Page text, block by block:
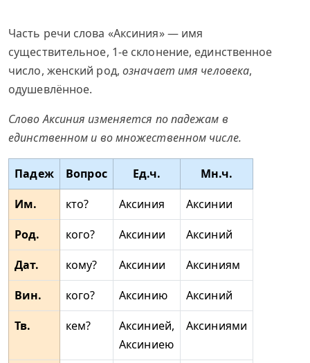
Часть речи слова «Аксиния» — имя
существительное, 1-е склонение, единственное
число, женский род,означает имя человека,
одушевлённое.
Слово Аксиния изменяется по падежам в
единственном и во множественном числе.
Падеж Вопрос Ед.ч.
Мн.ч.
Им.
кто? Аксиния
Аксинии
Род.
кого? Аксинии
Аксиний
Дат.
кому? Аксинии
Аксиниям
Вин.
кого? Аксинию
Аксиний
Тв.
кем?
Аксинией,
Аксиниею
Аксиниями